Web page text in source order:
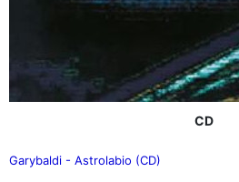
CD
Garybaldi - Astrolabio (CD)